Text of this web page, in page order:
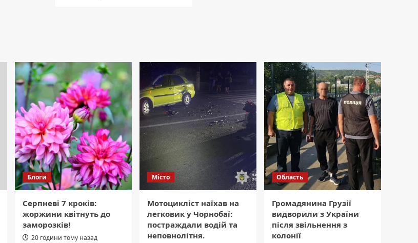
Блоги
Серпневі 7 кроків:
жоржини квітнуть до
заморозків!
20 години тому назад
Місто
Мотоцикліст наїхав на
легковик у Чорнобаї:
постраждали водій та
неповнолітня.
Область
Громадянина Грузії
видворили з України
після звільнення з
колонії